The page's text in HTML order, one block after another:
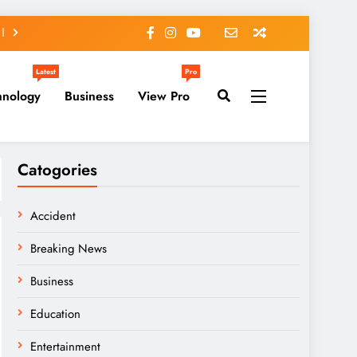
Latest
Business View Pro
Pro
Catogories
Accident
Breaking News
Business
Education
Entertainment